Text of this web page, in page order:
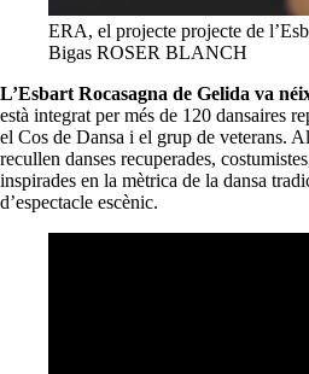
ERA, el projecte projecte de
Bigas ROSER BLANCH
L’Esbart Rocasagna de Gelida va
està integrat per més de 120 dansaires
el Cos de Dansa i el grup de veterans.
recullen danses recuperades,
inspirades en la mètrica de la dansa
d’espectacle escènic.